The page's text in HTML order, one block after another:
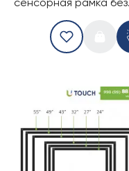
сенсорная рамка без
стекла, 32-дюймов (2
касаний) (16-9)